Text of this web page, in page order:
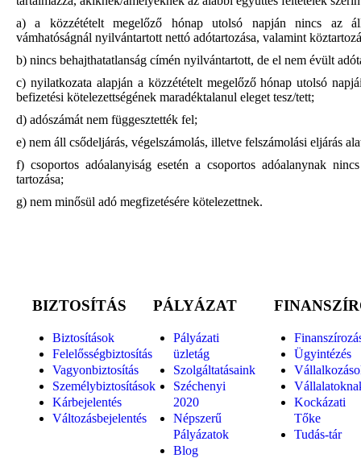
a) a közzétételt megelőző hónap utolsó napján nincs az
vámhatóságnál nyilvántartott nettó adótartozása, valamint
b) nincs behajthatatlanság címén nyilvántartott, de el nem évült
c) nyilatkozata alapján a közzétételt megelőző hónap utolsó
befizetési kötelezettségének maradéktalanul eleget tesz/tett;
d) adószámát nem függesztették fel;
e) nem áll csődeljárás, végelszámolás, illetve felszámolási eljárás
f) csoportos adóalanyiság esetén a csoportos adóalanynak
tartozása;
g) nem minősül adó megfizetésére kötelezettnek.
BIZTOSÍTÁS
Biztosítások
Felelősségbiztosítás
Vagyonbiztosítás
Személybiztosítások
Kárbejelentés
Változásbejelentés
PÁLYÁZAT
Pályázati
üzletág
Szolgáltatásaink
Széchenyi
2020
Népszerű
Pályázatok
Blog
Ügyintézés
Kockázati
Tőke
Tudás-tár